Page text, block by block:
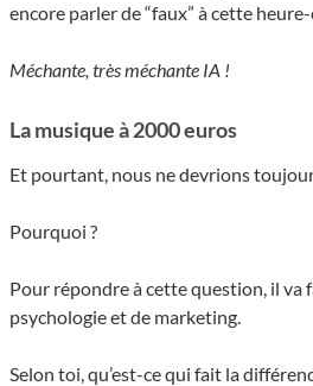
encore parler de “faux” à cette
Méchante, très méchante IA !
La musique à 2000 euros
Et pourtant, nous ne devrions
Pourquoi ?
Pour répondre à cette question, il va
psychologie et de marketing.
Selon toi, qu’est-ce qui fait la